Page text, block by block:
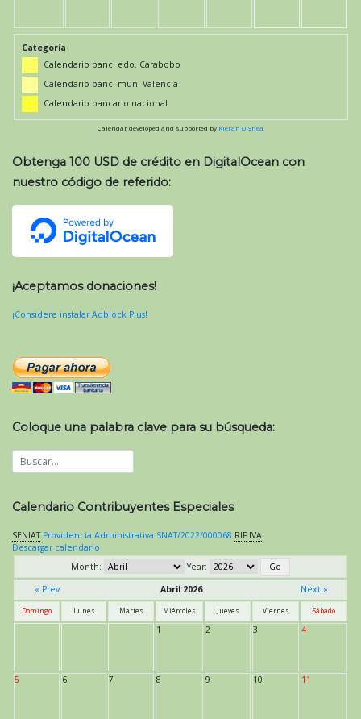
Categoría
Calendario banc. edo. Carabobo
Calendario banc. mun. Valencia
Calendario bancario nacional
Calendar developed and supported by Kieran O'Shea
Obtenga 100 USD de crédito en DigitalOcean con
nuestro código de referido:
¡Aceptamos donaciones!
¡Considere instalar Adblock Plus!
Coloque una palabra clave para su búsqueda:
Calendario Contribuyentes Especiales
SENIAT Providencia Administrativa SNAT/2022/000068 RIF IVA.
Descargar calendario
Month:
Year:
« Prev
Abril 2026 Next »
Domingo Lunes Martes Miércoles Jueves Viernes Sábado
1 2 3 4
5 6 7 8 9 10 11